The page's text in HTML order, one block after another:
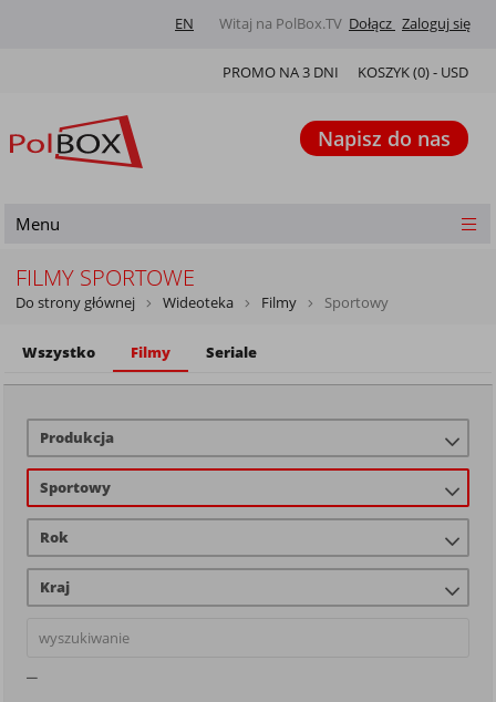
Witaj na PolBox.TV Dołącz Zaloguj się
EN
KOSZYK (0) - USD
PROMO NA 3 DNI
Napisz do nas
Menu
FILMY SPORTOWE
Do strony głównej Wideoteka Filmy Sportowy
Wszystko Filmy Seriale
Produkcja
Sportowy
Rok
Kraj